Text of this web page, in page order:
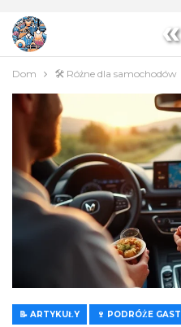
«
Dom 🛠️ Różne dla samochodów
📝 ARTYKUŁY